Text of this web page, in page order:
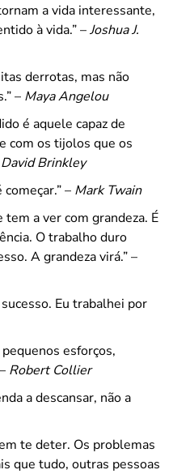
a vida interessante,
à vida.” –Joshua J.
derrotas, mas não
– Maya Angelou
é aquele capaz de
com os tijolos que os
David Brinkley
– Mark Twain
tem a ver com grandeza. É
O trabalho duro
A grandeza virá.” –
Eu trabalhei por
esforços,
Robert Collier
a descansar, não a
te deter. Os problemas
que tudo, outras pessoas